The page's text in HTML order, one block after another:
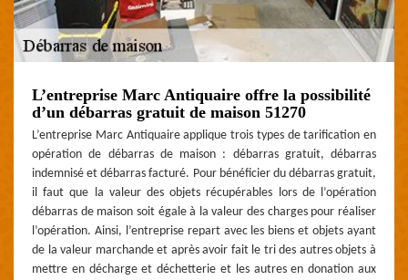
L’entreprise Marc Antiquaire offre la possibilité
d’un débarras gratuit de maison 51270
L’entreprise Marc Antiquaire applique trois types de tarification en
opération de débarras de maison : débarras gratuit, débarras
indemnisé et débarras facturé. Pour bénéficier du débarras gratuit,
il faut que la valeur des objets récupérables lors de l’opération
débarras de maison soit égale à la valeur des charges pour réaliser
l’opération. Ainsi, l’entreprise repart avec les biens et objets ayant
de la valeur marchande et après avoir fait le tri des autres objets à
mettre en décharge et déchetterie et les autres en donation aux